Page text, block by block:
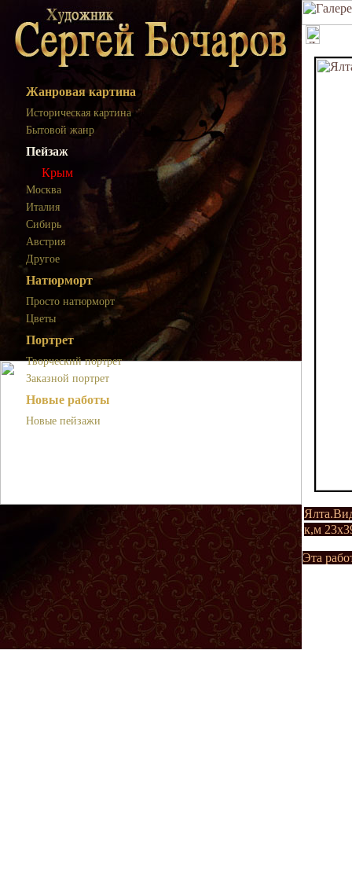
Жанровая картина
Историческая картина
Бытовой жанр
Пейзаж
Крым
Москва
Италия
Сибирь
Австрия
Другое
Натюрморт
Просто натюрморт
Цветы
Портрет
Творческий портрет
Заказной портрет
Новые работы
Новые пейзажи
к,м
Эта